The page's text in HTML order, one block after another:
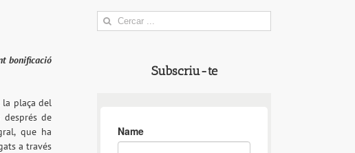
bonificació
la plaça del
després de
que ha
a través
Search
for:
Subscriu-te